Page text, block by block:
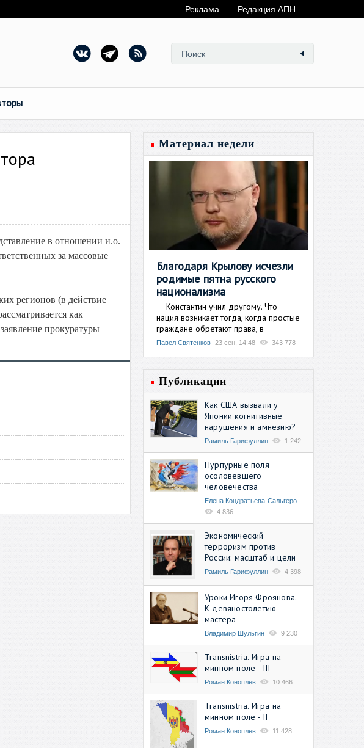
Реклама Редакция АПН
в отношении и.о.
за массовые
регионов (в действие
как
прокуратуры
Материал недели
Благодаря Крылову исчезли
родимые пятна русского
национализма
Константин учил другому. Что
нация возникает тогда, когда простые
граждане обретают права, в
Павел Святенков 23 сен, 14:48 343 778
Публикации
Как США вызвали у
Японии когнитивные
нарушения и амнезию?
Рамиль Гарифуллин 1 242
Пурпурные поля
осоловевшего
человечества
Елена Кондратьева-Сальгеро
4 836
Экономический
терроризм против
России: масштаб и цели
Рамиль Гарифуллин 4 398
Уроки Игоря Фроянова.
К девяностолетию
мастера
Владимир Шульгин 9 230
Transnistria. Игра на
минном поле - III
Роман Коноплев 10 466
Transnistria. Игра на
минном поле - II
Роман Коноплев 11 428